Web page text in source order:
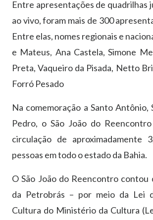
Entre apresentações de quadrilhas
ao vivo, foram mais de 300
Entre elas, nomes regionais e
e Mateus, Ana Castela, Simone
Preta, Vaqueiro da Pisada, Netto
Forró Pesado
Na comemoração a Santo Antônio,
Pedro, o São João do
circulação de aproximadamente
pessoas em todo o estado da Bahia.
O São João do Reencontro contou
da Petrobrás – por meio da Lei
Cultura do Ministério da Cultura